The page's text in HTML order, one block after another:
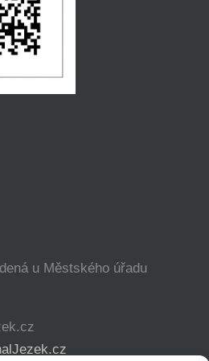
u Městského úřadu